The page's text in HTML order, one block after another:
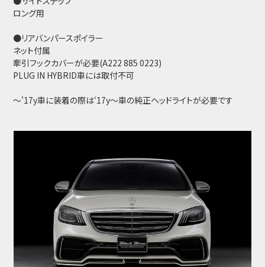
ロング用
●リアバンパースポイラー
ネット付属
牽引フックカバーが必要(A222 885 0223)
PLUG IN HYBRID車には取付不可
～'17y車に装着の際は‘17y～車の純正ヘッドライトが必要です